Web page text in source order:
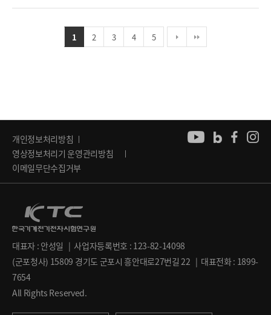
1 2 3 4 5
개인정보처리방침
영상정보처리기 운영관리방침
이메일무단수집거부
대표자 : 안성일 | 사업자등록번호 : 123-82-14098
(군포청사) 15809 경기도 군포시 흥안대로27번길 22 | 대표전화 : 1899-
7654
All Rights Reserved.